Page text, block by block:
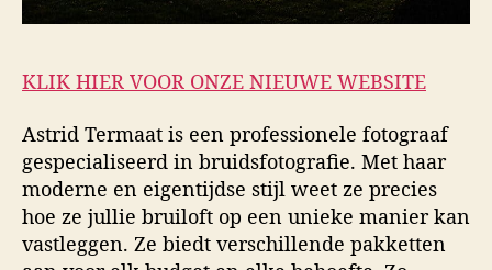
KLIK HIER VOOR ONZE NIEUWE WEBSITE
Astrid Termaat is een professionele fotograaf
gespecialiseerd in bruidsfotografie. Met haar
moderne en eigentijdse stijl weet ze precies
hoe ze jullie bruiloft op een unieke manier kan
vastleggen. Ze biedt verschillende pakketten